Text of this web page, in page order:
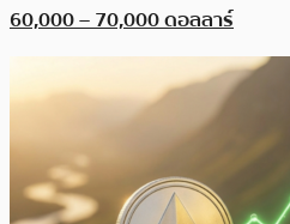
60,000 – 70,000 ดอลลาร์